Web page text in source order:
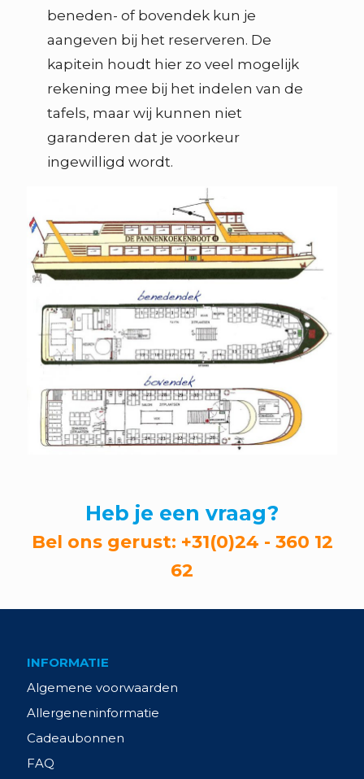
beneden- of bovendek kun je
aangeven bij het reserveren. De
kapitein houdt hier zo veel mogelijk
rekening mee bij het indelen van de
tafels, maar wij kunnen niet
garanderen dat je voorkeur
ingewilligd wordt.
Heb je een vraag?
Bel ons gerust: +31(0)24 - 360 12
62
INFORMATIE
Algemene voorwaarden
Allergeneninformatie
Cadeaubonnen
FAQ